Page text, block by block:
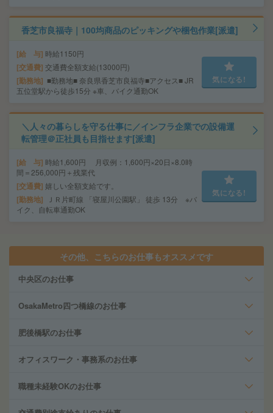
香芝市良福寺｜100均商品のピッキングや梱包作業[派遣]
給 与 時給1150円
交通費 交通費全額支給(13000円)
勤務地
■勤務地■ 奈良県香芝市良福寺■アクセス■ JR
五位堂駅から徒歩15分 ※車、バイク通勤OK
気になる!
＼人々の暮らしを守る仕事に／インフラ企業での設備運
転管理＠正社員も目指せます[派遣]
給 与 時給1,600円 月収例：1,600円×20日×8.0時
間＝256,000円＋残業代
交通費 嬉しい全額支給です。
勤務地
ＪＲ片町線 「寝屋川公園駅」 徒歩 13分 ※バ
イク、自転車通勤OK
気になる!
その他、こちらのお仕事もオススメです
中央区のお仕事
OsakaMetro四つ橋線のお仕事
肥後橋駅のお仕事
オフィスワーク・事務系のお仕事
職種未経験OKのお仕事